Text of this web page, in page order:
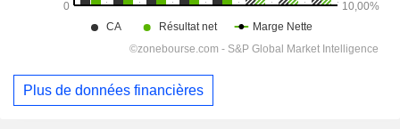
Plus de données financières